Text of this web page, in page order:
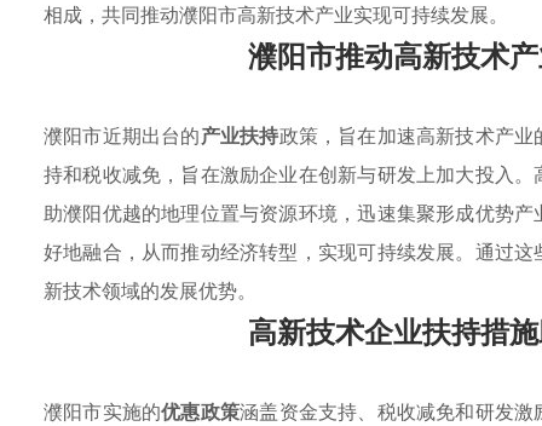
相成，共同推动濮阳市高新技术产业实现可持续发展。
濮阳市推动高新技术
濮阳市近期出台的产业扶持政策，旨在加速高新技术产
持和税收减免，旨在激励企业在创新与研发上加大投入
助濮阳优越的地理位置与资源环境，迅速集聚形成优势
好地融合，从而推动经济转型，实现可持续发展。通过
新技术领域的发展优势。
高新技术企业扶持措
濮阳市实施的优惠政策涵盖资金支持、税收减免和研发